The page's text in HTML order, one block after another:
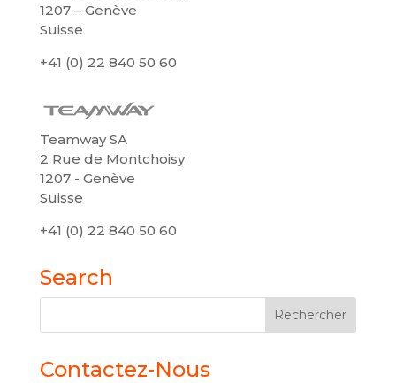
1207 – Genève
Suisse
+41 (0) 22 840 50 60
Teamway SA
2 Rue de Montchoisy
1207 - Genève
Suisse
+41 (0) 22 840 50 60
Search
Contactez-Nous